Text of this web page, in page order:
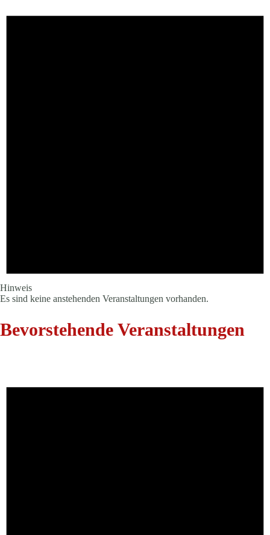
Hinweis
Es sind keine anstehenden Veranstaltungen vorhanden.
Bevorstehende Veranstaltungen